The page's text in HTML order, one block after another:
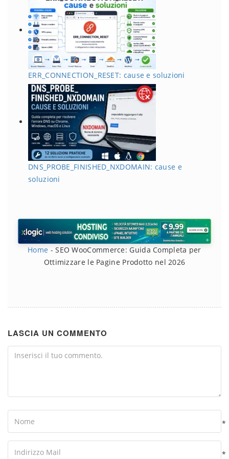
ERR_CONNECTION_RESET: cause e soluzioni
DNS_PROBE_FINISHED_NXDOMAIN: cause e
soluzioni
Home -SEO WooCommerce: Guida Completa per
Ottimizzare le Pagine Prodotto nel 2026
LASCIA UN COMMENTO
Comment
*
Your
Email
*